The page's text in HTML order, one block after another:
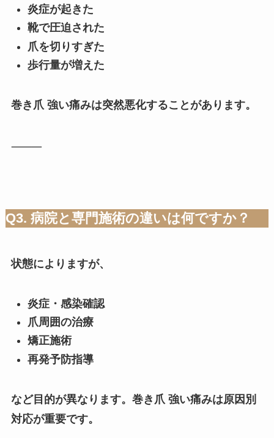
炎症が起きた
靴で圧迫された
爪を切りすぎた
歩行量が増えた
巻き爪 強い痛みは突然悪化することがあります。
⸻
Q3. 病院と専門施術の違いは何ですか？
状態によりますが、
炎症・感染確認
爪周囲の治療
矯正施術
再発予防指導
など目的が異なります。巻き爪 強い痛みは原因別
対応が重要です。